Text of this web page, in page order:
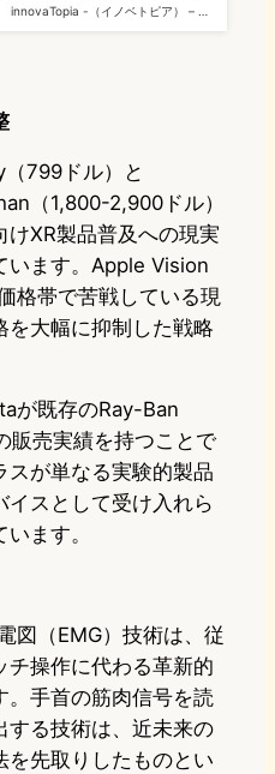
innovaTopia -（イノベトピア） – …
799ドル）と
（1,800-2,900ドル）
XR製品普及への現実
います。Apple Vision
格帯で苦戦している現
を大幅に抑制した戦略
が既存のRay-Ban
販売実績を持つことで
スが単なる実験的製品
イスとして受け入れら
ます。
図（EMG）技術は、従
チ操作に代わる革新的
。手首の筋肉信号を読
する技術は、近未来の
を先取りしたものとい